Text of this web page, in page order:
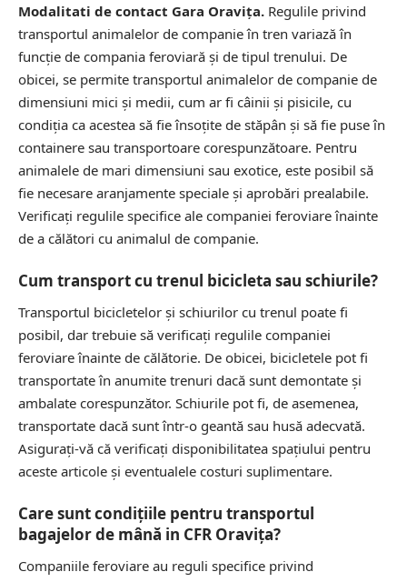
Modalitati de contact Gara Oravița. Regulile privind
transportul animalelor de companie în tren variază în
funcție de compania feroviară și de tipul trenului. De
obicei, se permite transportul animalelor de companie de
dimensiuni mici și medii, cum ar fi câinii și pisicile, cu
condiția ca acestea să fie însoțite de stăpân și să fie puse în
containere sau transportoare corespunzătoare. Pentru
animalele de mari dimensiuni sau exotice, este posibil să
fie necesare aranjamente speciale și aprobări prealabile.
Verificați regulile specifice ale companiei feroviare înainte
de a călători cu animalul de companie.
Cum transport cu trenul bicicleta sau schiurile?
Transportul bicicletelor și schiurilor cu trenul poate fi
posibil, dar trebuie să verificați regulile companiei
feroviare înainte de călătorie. De obicei, bicicletele pot fi
transportate în anumite trenuri dacă sunt demontate și
ambalate corespunzător. Schiurile pot fi, de asemenea,
transportate dacă sunt într-o geantă sau husă adecvată.
Asigurați-vă că verificați disponibilitatea spațiului pentru
aceste articole și eventualele costuri suplimentare.
Care sunt condițiile pentru transportul
bagajelor de mână in CFR Oravița?
Companiile feroviare au reguli specifice privind